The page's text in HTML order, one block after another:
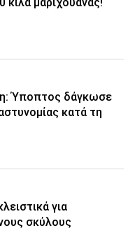
Ύποπτος δάγκωσε
κατά τη
για
σκύλους